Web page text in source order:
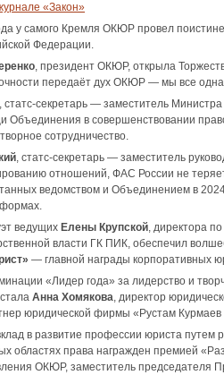
«Закон»
у самого Кремля ОКЮР провел
Федерации.
, президент ОКЮР, открыла
передаёт дух ОКЮР — мы все
, статс-секретарь — заместитель
Объединения в совершенствовании
сотрудничество.
, статс-секретарь — заместитель
отношений, ФАС России не
ведомством и Объединением в
ведущих Елены Крупской, директора
власти ГК ПИК, обеспечил
— главной награды корпоративных
«Лидер года» за лидерство и
Анна Хомякова, директор
юридической фирмы «Рустам Курмаев
в развитие профессии юриста
областях права награжден премией
ОКЮР, заместитель председателя